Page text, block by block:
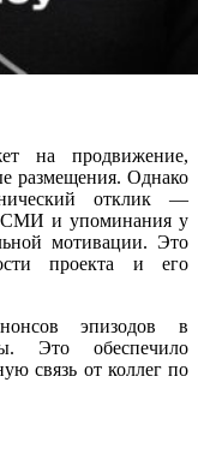
на продвижение,
размещения. Однако
отклик —
СМИ и упоминания у
мотивации. Это
проекта и его
эпизодов в
Это обеспечило
связь от коллег по